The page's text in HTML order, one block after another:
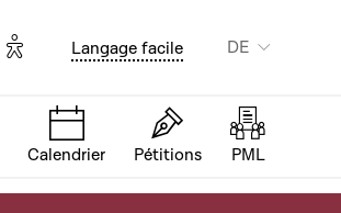
Options d'accessibilité
Langage facile DE
Calendrier Pétitions PML